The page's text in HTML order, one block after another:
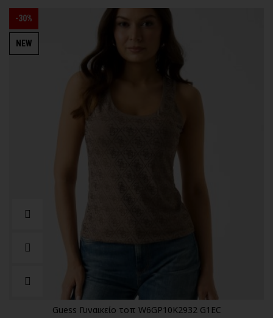
-30%
NEW
Guess Γυναικείο τοπ W6GP10K2932 G1EC